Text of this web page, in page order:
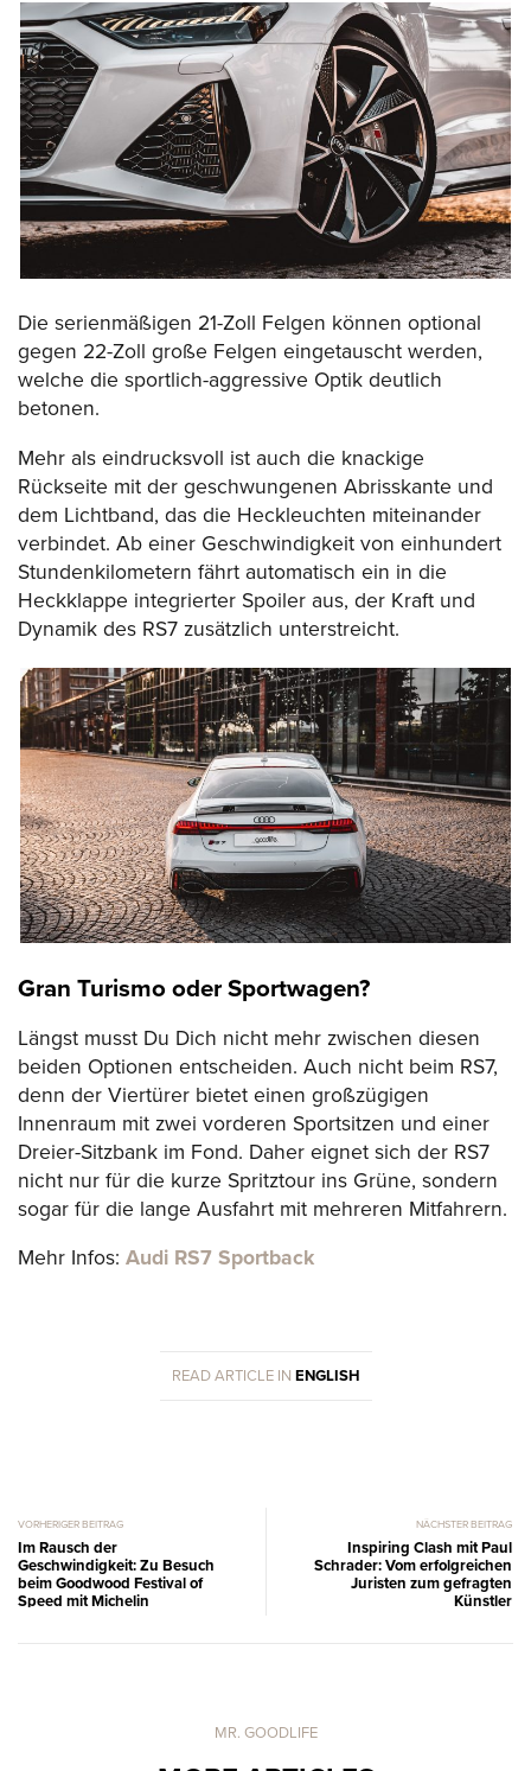
Die serienmäßigen 21-Zoll Felgen können optional
gegen 22-Zoll große Felgen eingetauscht werden,
welche die sportlich-aggressive Optik deutlich
betonen.
Mehr als eindrucksvoll ist auch die knackige
Rückseite mit der geschwungenen Abrisskante und
dem Lichtband, das die Heckleuchten miteinander
verbindet. Ab einer Geschwindigkeit von einhundert
Stundenkilometern fährt automatisch ein in die
Heckklappe integrierter Spoiler aus, der Kraft und
Dynamik des RS7 zusätzlich unterstreicht.
Gran Turismo oder Sportwagen?
Längst musst Du Dich nicht mehr zwischen diesen
beiden Optionen entscheiden. Auch nicht beim RS7,
denn der Viertürer bietet einen großzügigen
Innenraum mit zwei vorderen Sportsitzen und einer
Dreier-Sitzbank im Fond. Daher eignet sich der RS7
nicht nur für die kurze Spritztour ins Grüne, sondern
sogar für die lange Ausfahrt mit mehreren Mitfahrern.
Mehr Infos: Audi RS7 Sportback
READ ARTICLE IN ENGLISH
VORHERIGER BEITRAG
Im Rausch der
Geschwindigkeit: Zu Besuch
beim Goodwood Festival of
Speed mit Michelin
NÄCHSTER BEITRAG
Inspiring Clash mit Paul
Schrader: Vom erfolgreichen
Juristen zum gefragten
Künstler
MR. GOODLIFE